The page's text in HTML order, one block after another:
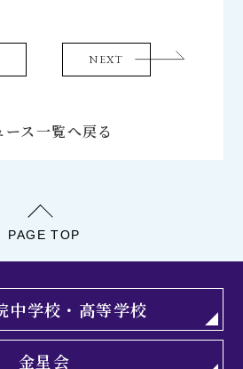
NEXT
ース一覧へ戻る
中学校・高等学校
金星会
PAGE TOP